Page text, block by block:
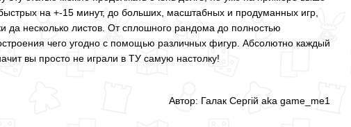
на +-15 минут, до больших, масштабных и продуманных игр,
да несколько листов. От сплошного рандома до полностью
чего угодно с помощью различных фигур. Абсолютно каждый
вы просто не играли в ТУ самую настолку!
Автор: Галак Сергій aka game_me1